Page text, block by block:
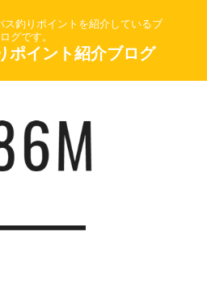
ス釣りポイントを紹介しているブ
ログです。
ポイント紹介ブログ